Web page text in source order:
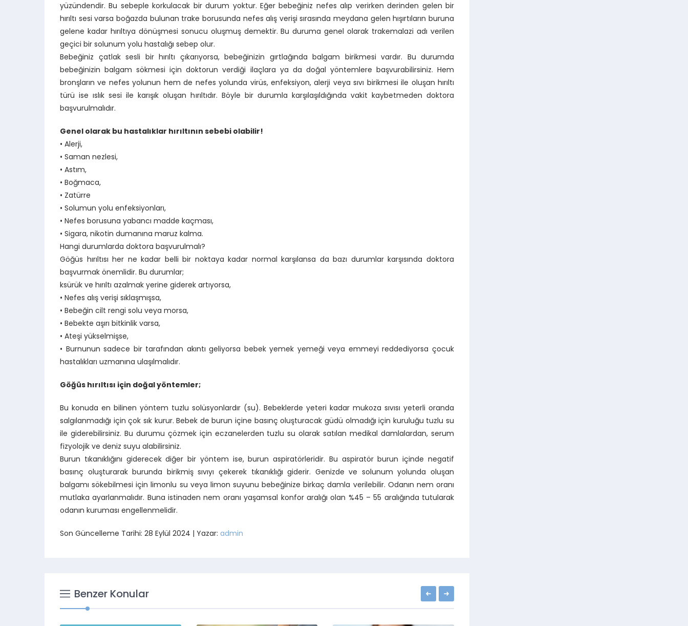
yüzündendir. Bu sebeple korkulacak bir durum yoktur. Eğer bebeğiniz nefes alıp verirken derinden gelen bir
hırıltı sesi varsa boğazda bulunan trake borusunda nefes alış verişi sırasında meydana gelen hışırtıların buruna
gelene kadar hırıltıya dönüşmesi sonucu oluşmuş demektir. Bu duruma genel olarak trakemalazi adı verilen
geçici bir solunum yolu hastalığı sebep olur.
Bebeğiniz çatlak sesli bir hırıltı çıkarıyorsa, bebeğinizin gırtlağında balgam birikmesi vardır. Bu durumda
bebeğinizin balgam sökmesi için doktorun verdiği ilaçlara ya da doğal yöntemlere başvurabilirsiniz. Hem
bronşların ve nefes yolunun hem de nefes yolunda virüs, enfeksiyon, alerji veya sıvı birikmesi ile oluşan hırıltı
türü ise ıslık sesi ile karışık oluşan hırıltıdır. Böyle bir durumla karşılaşıldığında vakit kaybetmeden doktora
başvurulmalıdır.
Genel olarak bu hastalıklar hırıltının sebebi olabilir!
• Alerji,
• Saman nezlesi,
• Astım,
• Boğmaca,
• Zatürre
• Solumun yolu enfeksiyonları,
• Nefes borusuna yabancı madde kaçması,
• Sigara, nikotin dumanına maruz kalma.
Hangi durumlarda doktora başvurulmalı?
Göğüs hırıltısı her ne kadar belli bir noktaya kadar normal karşılansa da bazı durumlar karşısında doktora
başvurmak önemlidir. Bu durumlar;
ksürük ve hırıltı azalmak yerine giderek artıyorsa,
• Nefes alış verişi sıklaşmışsa,
• Bebeğin cilt rengi solu veya morsa,
• Bebekte aşırı bitkinlik varsa,
• Ateşi yükselmişse,
• Burnunun sadece bir tarafından akıntı geliyorsa bebek yemek yemeği veya emmeyi reddediyorsa çocuk
hastalıkları uzmanına ulaşılmalıdır.
Göğüs hırıltısı için doğal yöntemler;
Bu konuda en bilinen yöntem tuzlu solüsyonlardır (su). Bebeklerde yeteri kadar mukoza sıvısı yeterli oranda
salgılanmadığı için çok sık kurur. Bebek de burun içine basınç oluşturacak güdü olmadığı için kuruluğu tuzlu su
ile giderebilirsiniz. Bu durumu çözmek için eczanelerden tuzlu su olarak satılan medikal damlalardan, serum
fizyolojik ve deniz suyu alabilirsiniz.
Burun tıkanıklığını giderecek diğer bir yöntem ise, burun aspiratörleridir. Bu aspiratör burun içinde negatif
basınç oluşturarak burunda birikmiş sıvıyı çekerek tıkanıklığı giderir. Genizde ve solunum yolunda oluşan
balgamı sökebilmesi için limonlu su veya limon suyunu bebeğinize birkaç damla verilebilir. Odanın nem oranı
mutlaka ayarlanmalıdır. Buna istinaden nem oranı yaşamsal konfor aralığı olan %45 – 55 aralığında tutularak
odanın kuruması engellenmelidir.
Son Güncelleme Tarihi: 28 Eylül 2024 | Yazar: admin
Benzer Konular